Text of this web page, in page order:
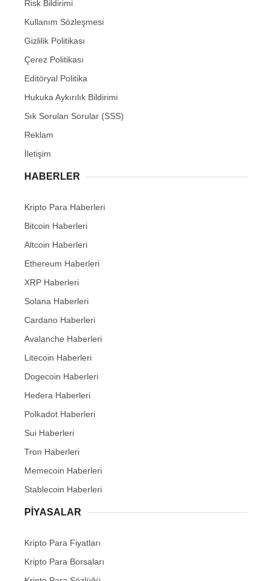
Risk Bildirimi
Kullanım Sözleşmesi
Gizlilik Politikası
Çerez Politikası
Editöryal Politika
Hukuka Aykırılık Bildirimi
Sık Sorulan Sorular (SSS)
Reklam
İletişim
HABERLER
Kripto Para Haberleri
Bitcoin Haberleri
Altcoin Haberleri
Ethereum Haberleri
XRP Haberleri
Solana Haberleri
Cardano Haberleri
Avalanche Haberleri
Litecoin Haberleri
Dogecoin Haberleri
Hedera Haberleri
Polkadot Haberleri
Sui Haberleri
Tron Haberleri
Memecoin Haberleri
Stablecoin Haberleri
PIYASALAR
Kripto Para Fiyatları
Kripto Para Borsaları